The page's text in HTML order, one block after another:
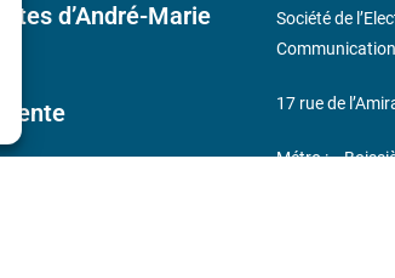
d’André-Marie
Société de
Communication
17 rue de
Métro : «